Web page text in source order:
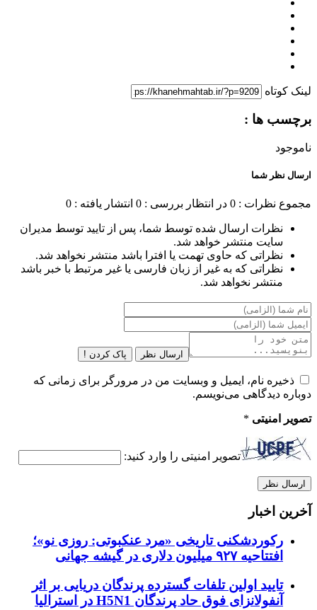
لینک کوتاه
برچسب ها :
ناموجود
ارسال نظر شما
مجموع نظرات : 0 در انتظار بررسی : 0 انتشار یافته : 0
نظرات ارسال شده توسط شما، پس از تایید توسط مدیران
سایت منتشر خواهد شد.
نظراتی که حاوی تهمت یا افترا باشد منتشر نخواهد شد.
نظراتی که به غیر از زبان فارسی یا غیر مرتبط با خبر باشد
منتشر نخواهد شد.
ارسال نظر پاک کردن !
ذخیره نام، ایمیل و وبسایت من در مرورگر برای زمانی که
دوباره دیدگاهی می‌نویسم.
تصویر امنیتی *
تصویر امنیتی را وارد کنید:
آخرین اخبار
رکوردشکنی تاریخی «مرد عنکبوتی: روزی نو»؛
افتتاحیه ۹۲۷ میلیون دلاری در گیشه جهانی
تایید اولین تلفات گسترده پرندگان دریایی بر اثر
آنفولانزای فوق حاد پرندگان H5N1 در استرالیا